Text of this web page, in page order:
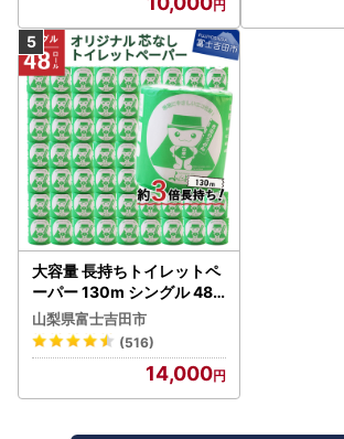
大容量 長持ちトイレットペ
ーパー 130m シングル 48R
芯なし 3倍巻 トイレット
山梨県富士吉田市
(516)
14,000